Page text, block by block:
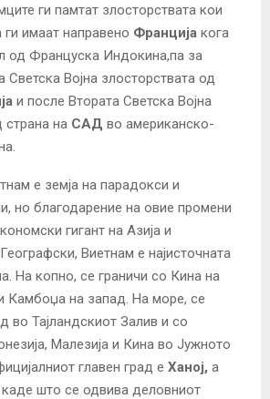
ги памтат злосторствата кои
ги имаат направено Франција кога
од Француска Индокина,па за
Светска Војна злосторствата од
и после Втората Светска Војна
страна на САД во американско-
е земја на парадокси и
но благодарение на овие промени
гигант на Азија и
Виетнам е најисточната
На копно, се граничи со Кина на
Камбоџа на запад. На море, се
во Тајландскиот Залив и со
Малезија и Кина во Јужното
главен град е Ханој, а
каде што се одвива деловниот